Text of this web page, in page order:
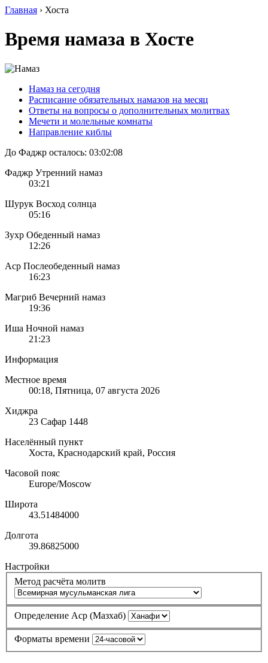
Главная › Хоста
Время намаза в Хосте
Намаз на сегодня
Расписание обязательных намазов на месяц
Ответы на вопросы о дополнительных молитвах
Мечети и молельные комнаты
Направление киблы
До Фаджр осталось: 03:02:08
Фаджр Утренний намаз
03:21
Шурук Восход солнца
05:16
Зухр Обеденный намаз
12:26
Аср Послеобеденный намаз
16:23
Магриб Вечерний намаз
19:36
Иша Ночной намаз
21:23
Информация
Местное время
00:18, Пятница, 07 августа 2026
Хиджра
23 Сафар 1448
Населённый пункт
Хоста, Краснодарский край, Россия
Часовой пояс
Europe/Moscow
Широта
43.51484000
Долгота
39.86825000
Настройки
Метод расчёта молитв
Определение Аср (Мазхаб)
Форматы времени